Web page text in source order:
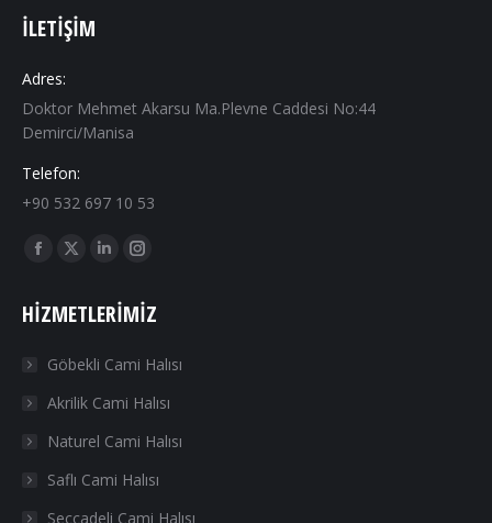
İLETIŞIM
Adres:
Doktor Mehmet Akarsu Ma.Plevne Caddesi No:44
Demirci/Manisa
Telefon:
+90 532 697 10 53
Find us on:
Facebook
opens
new
window
X
opens
new
window
Linkedin
opens
new
window
Instagram
opens
new
window
HIZMETLERIMIZ
Göbekli Cami Halısı
Akrilik Cami Halısı
Naturel Cami Halısı
Saflı Cami Halısı
Seccadeli Cami Halısı